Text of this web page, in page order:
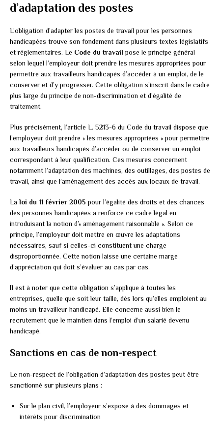
d’adaptation des postes
L’obligation d’adapter les postes de travail pour les personnes
handicapées trouve son fondement dans plusieurs textes législatifs
et réglementaires. Le Code du travail pose le principe général
selon lequel l’employeur doit prendre les mesures appropriées pour
permettre aux travailleurs handicapés d’accéder à un emploi, de le
conserver et d’y progresser. Cette obligation s’inscrit dans le cadre
plus large du principe de non-discrimination et d’égalité de
traitement.
Plus précisément, l’article L. 5213-6 du Code du travail dispose que
l’employeur doit prendre « les mesures appropriées » pour permettre
aux travailleurs handicapés d’accéder ou de conserver un emploi
correspondant à leur qualification. Ces mesures concernent
notamment l’adaptation des machines, des outillages, des postes de
travail, ainsi que l’aménagement des accès aux locaux de travail.
La loi du 11 février 2005 pour l’égalité des droits et des chances
des personnes handicapées a renforcé ce cadre légal en
introduisant la notion d’« aménagement raisonnable ». Selon ce
principe, l’employeur doit mettre en œuvre les adaptations
nécessaires, sauf si celles-ci constituent une charge
disproportionnée. Cette notion laisse une certaine marge
d’appréciation qui doit s’évaluer au cas par cas.
Il est à noter que cette obligation s’applique à toutes les
entreprises, quelle que soit leur taille, dès lors qu’elles emploient au
moins un travailleur handicapé. Elle concerne aussi bien le
recrutement que le maintien dans l’emploi d’un salarié devenu
handicapé.
Sanctions en cas de non-respect
Le non-respect de l’obligation d’adaptation des postes peut être
sanctionné sur plusieurs plans :
Sur le plan civil, l’employeur s’expose à des dommages et
intérêts pour discrimination